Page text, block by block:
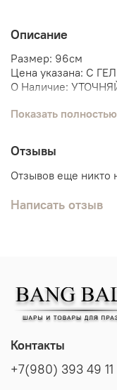
Описание
Размер: 96см
Цена указана: С
О Наличие:
Мы поможем
Панда
Пандочка
Показать полностью
Отзывы
Отзывов еще никто
Написать отзыв
Контакты
+7(980) 393 49 11